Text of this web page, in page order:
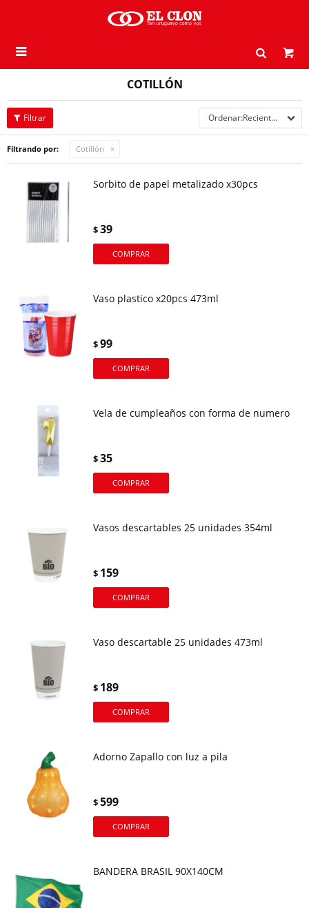

COTILLÓN
Recientes
Filtrando por: Cotillón
Sorbito de papel metalizado x30pcs
$39
Vaso plastico x20pcs 473ml
$99
Vela de cumpleaños con forma de numero
$35
Vasos descartables 25 unidades 354ml
$ 159
Vaso descartable 25 unidades 473ml
$ 189
Adorno Zapallo con luz a pila
$599
BANDERA BRASIL 90X140CM